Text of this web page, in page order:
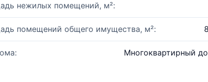
нежилых помещений, м²:
помещений общего имущества, м²:
Многоквартирный